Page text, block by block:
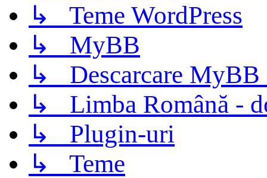
↳ Teme WordPress
↳ MyBB
↳ Descarcare MyBB
↳ Limba Română -
↳ Plugin-uri
↳ Teme